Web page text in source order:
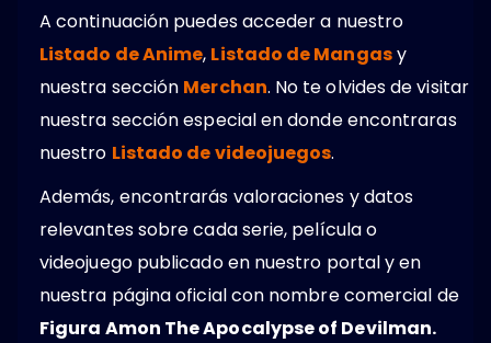
A continuación puedes acceder a nuestro
Listado de Anime, Listado de Mangasy
nuestra sección Merchan. No te olvides de visitar
nuestra sección especial en donde encontraras
nuestro Listado de videojuegos.
Además, encontrarás valoraciones y datos
relevantes sobre cada serie, película o
videojuego publicado en nuestro portal y en
nuestra página oficial con nombre comercial de
Figura Amon The Apocalypse of Devilman.